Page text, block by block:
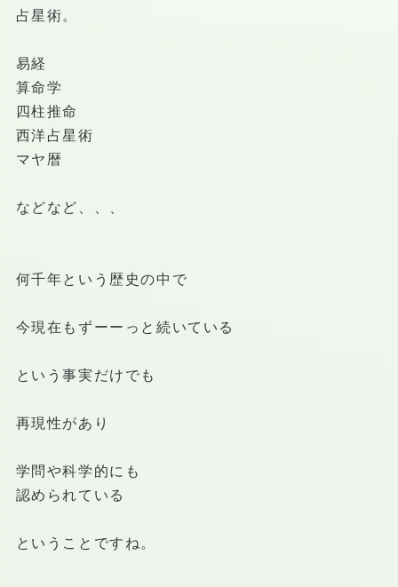
占星術。
易経
算命学
四柱推命
西洋占星術
マヤ暦
などなど、、、
何千年という歴史の中で
今現在もずーーっと続いている
という事実だけでも
再現性があり
学問や科学的にも
認められている
ということですね。